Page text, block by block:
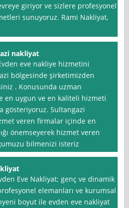
giriyor ve sizlere profesyonel
sunuyoruz. Rami Nakliyat,
nakliyat
eve nakliye hizmetini
bölgesinde şirketimizden
. Konusunda uzman
en uygun ve en kaliteli hizmeti
gösteriyoruz. Sultangazi
veren firmalar içinde en
önemseyerek hizmet veren
bilmenizi isteriz
Eve Nakliyat; genç ve dinamik
elemanları ve kurumsal
boyut ile evden eve nakliyat